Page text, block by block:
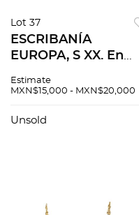
Lot 37
ESCRIBANÍA
EUROPA, S XX. En
mármol y
porcelana
Estimate
MXN$15,000 - MXN$20,000
Unsold